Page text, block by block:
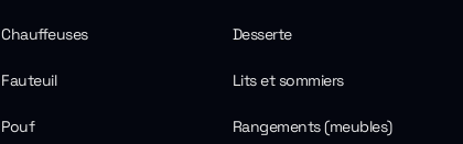
Chauffeuses Desserte
Fauteuil Lits et sommiers
Pouf Rangements (meubles)